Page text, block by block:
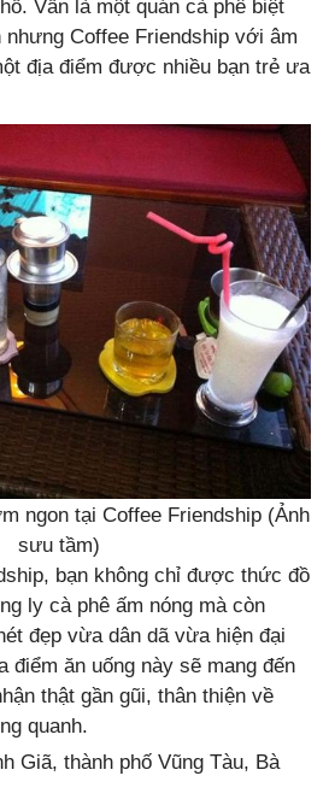
Vẫn là một quán cà phê biệt
Coffee Friendship với âm
địa điểm được nhiều bạn trẻ ưa
ngon tại Coffee Friendship (Ảnh
sưu tầm)
bạn không chỉ được thức đồ
ly cà phê ấm nóng mà còn
đẹp vừa dân dã vừa hiện đại
điểm ăn uống này sẽ mang đến
thật gần gũi, thân thiện về
quanh.
Giã, thành phố Vũng Tàu, Bà